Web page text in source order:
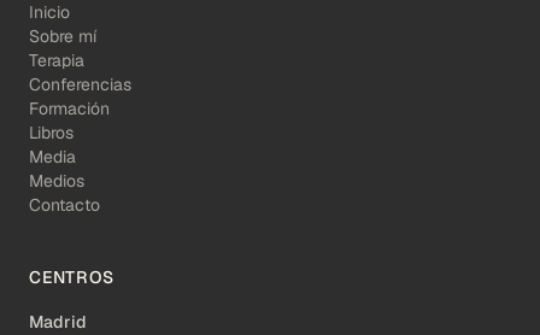
Inicio
Sobre mí
Terapia
Conferencias
Formación
Libros
Media
Medios
Contacto
CENTROS
Madrid